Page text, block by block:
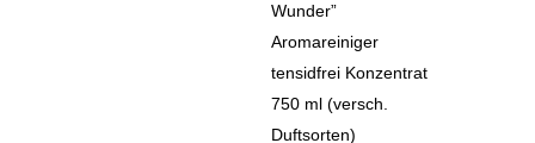
Wunder”
Aromareiniger
tensidfrei Konzentrat
750 ml (versch.
Duftsorten)